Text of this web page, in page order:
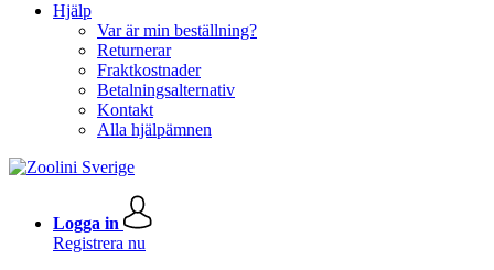
Hjälp
Var är min beställning?
Returnerar
Fraktkostnader
Betalningsalternativ
Kontakt
Alla hjälpämnen
Logga in
Registrera nu